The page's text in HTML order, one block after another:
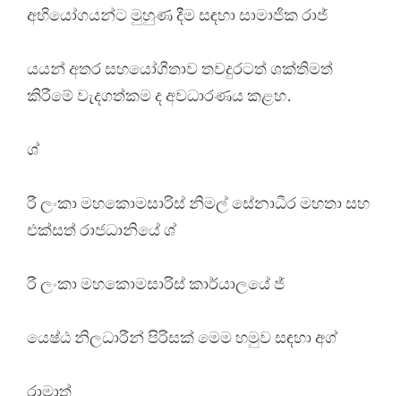
අභියෝගයන්ට මුහුණ දීම සඳහා සාමාජික රාජ්
යයන් අතර සහයෝගීතාව තවදුරටත් ශක්තිමත්
කිරීමේ වැදගත්කම ද අවධාරණය කළහ.
ශ්
රී ලංකා මහකොමසාරිස් නිමල් සේනාධීර මහතා සහ
එක්සත් රාජධානියේ ශ්
රී ලංකා මහකොමසාරිස් කාර්යාලයේ ජ්
යෙෂ්ඨ නිලධාරීන් පිරිසක් මෙම හමුව සඳහා අග්
රාමාත්